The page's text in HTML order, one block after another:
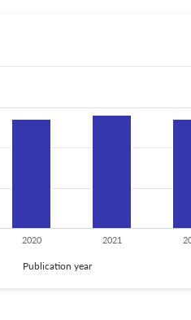
Publication year
2020 2021